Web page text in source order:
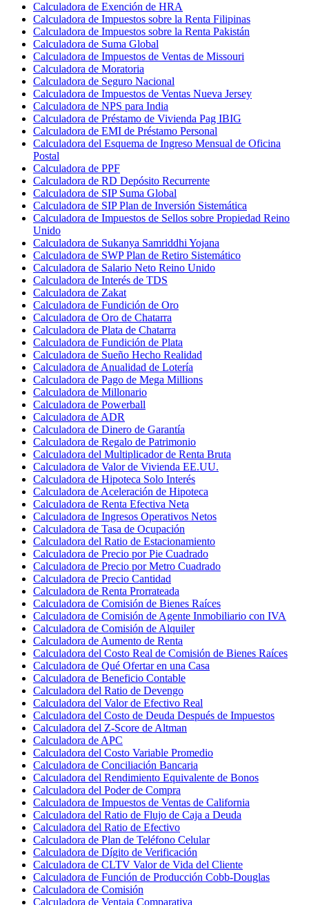
Calculadora de Exención de HRA
Calculadora de Impuestos sobre la Renta Filipinas
Calculadora de Impuestos sobre la Renta Pakistán
Calculadora de Suma Global
Calculadora de Impuestos de Ventas de Missouri
Calculadora de Moratoria
Calculadora de Seguro Nacional
Calculadora de Impuestos de Ventas Nueva Jersey
Calculadora de NPS para India
Calculadora de Préstamo de Vivienda Pag IBIG
Calculadora de EMI de Préstamo Personal
Calculadora del Esquema de Ingreso Mensual de Oficina
Postal
Calculadora de PPF
Calculadora de RD Depósito Recurrente
Calculadora de SIP Suma Global
Calculadora de SIP Plan de Inversión Sistemática
Calculadora de Impuestos de Sellos sobre Propiedad Reino
Unido
Calculadora de Sukanya Samriddhi Yojana
Calculadora de SWP Plan de Retiro Sistemático
Calculadora de Salario Neto Reino Unido
Calculadora de Interés de TDS
Calculadora de Zakat
Calculadora de Fundición de Oro
Calculadora de Oro de Chatarra
Calculadora de Plata de Chatarra
Calculadora de Fundición de Plata
Calculadora de Sueño Hecho Realidad
Calculadora de Anualidad de Lotería
Calculadora de Pago de Mega Millions
Calculadora de Millonario
Calculadora de Powerball
Calculadora de ADR
Calculadora de Dinero de Garantía
Calculadora de Regalo de Patrimonio
Calculadora del Multiplicador de Renta Bruta
Calculadora de Valor de Vivienda EE.UU.
Calculadora de Hipoteca Solo Interés
Calculadora de Aceleración de Hipoteca
Calculadora de Renta Efectiva Neta
Calculadora de Ingresos Operativos Netos
Calculadora de Tasa de Ocupación
Calculadora del Ratio de Estacionamiento
Calculadora de Precio por Pie Cuadrado
Calculadora de Precio por Metro Cuadrado
Calculadora de Precio Cantidad
Calculadora de Renta Prorrateada
Calculadora de Comisión de Bienes Raíces
Calculadora de Comisión de Agente Inmobiliario con IVA
Calculadora de Comisión de Alquiler
Calculadora de Aumento de Renta
Calculadora del Costo Real de Comisión de Bienes Raíces
Calculadora de Qué Ofertar en una Casa
Calculadora de Beneficio Contable
Calculadora del Ratio de Devengo
Calculadora del Valor de Efectivo Real
Calculadora del Costo de Deuda Después de Impuestos
Calculadora del Z-Score de Altman
Calculadora de APC
Calculadora del Costo Variable Promedio
Calculadora de Conciliación Bancaria
Calculadora del Rendimiento Equivalente de Bonos
Calculadora del Poder de Compra
Calculadora de Impuestos de Ventas de California
Calculadora del Ratio de Flujo de Caja a Deuda
Calculadora del Ratio de Efectivo
Calculadora de Plan de Teléfono Celular
Calculadora de Dígito de Verificación
Calculadora de CLTV Valor de Vida del Cliente
Calculadora de Función de Producción Cobb-Douglas
Calculadora de Comisión
Calculadora de Ventaja Comparativa